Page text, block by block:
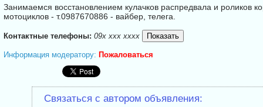
Занимаемся восстановлением кулачков распредвала и роликов
мотоциклов - т.0987670886 - вайбер, телега.
Контактные телефоны: 09x xxx xxxx
Информация модератору: Пожаловаться
Связаться с автором объявления: